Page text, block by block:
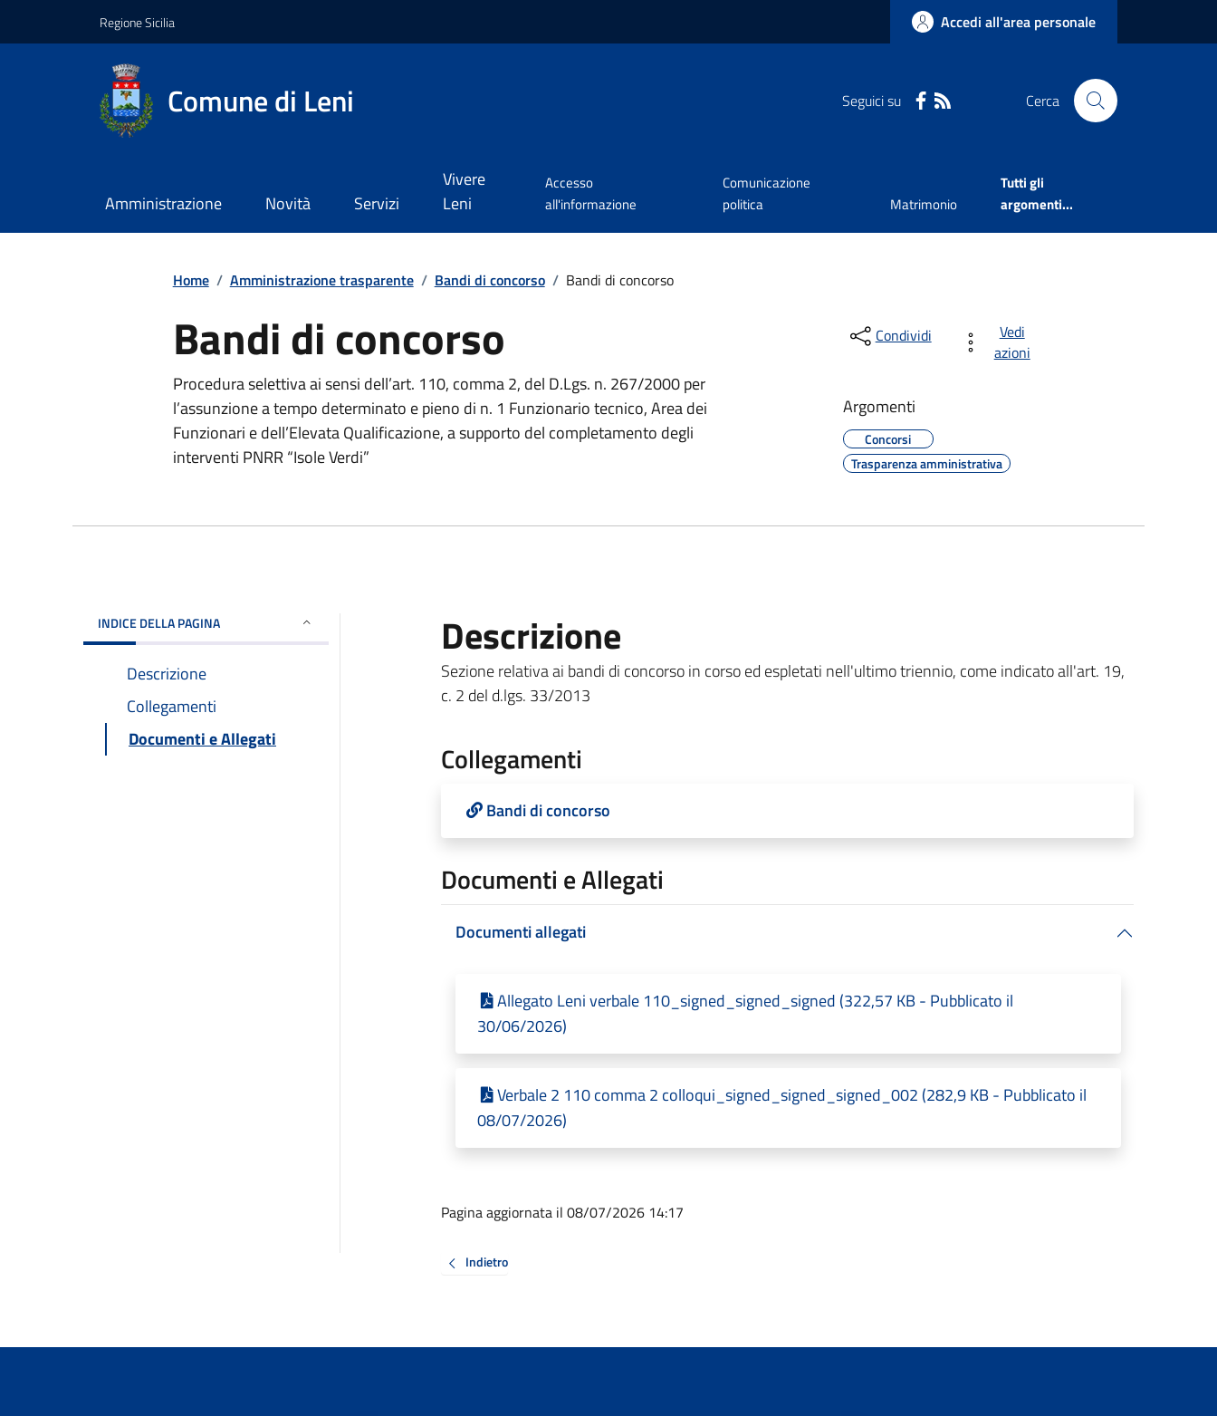
Regione Sicilia Accedi all'area personale
Comune di Leni Seguici su Cerca
Amministrazione Novità Servizi
Vivere
Leni
Accesso
all'informazione
Comunicazione
politica
Matrimonio
Tutti gli
argomenti...
Home / Amministrazione trasparente / Bandi di concorso / Bandi di concorso
Bandi di concorso
Procedura selettiva ai sensi dell’art. 110, comma 2, del D.Lgs. n. 267/2000 per
l’assunzione a tempo determinato e pieno di n. 1 Funzionario tecnico, Area dei
Funzionari e dell’Elevata Qualificazione, a supporto del completamento degli
interventi PNRR “Isole Verdi”
Condividi
Vedi
azioni
Argomenti
Concorsi
Trasparenza amministrativa
INDICE DELLA PAGINA
Descrizione
Collegamenti
Documenti e Allegati
Descrizione
Sezione relativa ai bandi di concorso in corso ed espletati nell'ultimo triennio, come indicato all'art. 19,
c. 2 del d.lgs. 33/2013
Collegamenti
Bandi di concorso
Documenti e Allegati
Documenti allegati
Allegato Leni verbale 110_signed_signed_signed (322,57 KB - Pubblicato il
30/06/2026)
Verbale 2 110 comma 2 colloqui_signed_signed_signed_002 (282,9 KB - Pubblicato il
08/07/2026)
Pagina aggiornata il 08/07/2026 14:17
Indietro